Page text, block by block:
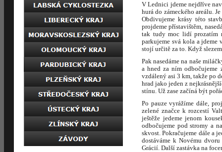
V Lednici jdeme nejdříve
hurá do zámeckého areálu.
Obdivujeme krásy této
projdeme přístavištěm,
tak tudy moc lidí prozatím
parkujeme svá kola a
stojí určitě za to. Když
Pak nasedáme na naše
a hned za ním odbočujeme
vzdálený asi 3 km, takže po
hrad jako jeden z
stínu. Už zase začíná být
Po pauze vyrážíme dále,
zelené značce k rozcestí
ještěže jedeme jenom
odbočujeme pod stromy a
skvost. Pokračujeme dále a
dostáváme k Novému
Grácií. Další zastávka na